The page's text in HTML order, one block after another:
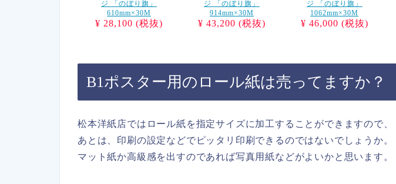
ジ 「のぼり旗」
610mm×30M
¥ 28,100 (税抜)
ジ 「のぼり旗」
914mm×30M
¥ 43,200 (税抜)
ジ 「のぼり旗」
1062mm×30M
¥ 46,000 (税抜)
B1ポスター用のロール紙は売ってますか？
松本洋紙店ではロール紙を指定サイズに加工することができますので、
あとは、印刷の設定などでピッタリ印刷できるのではないでしょうか。
マット紙か高級感を出すのであれば写真用紙などがよいかと思います。